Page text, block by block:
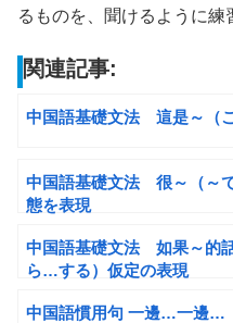
るものを、聞けるように練
関連記事:
中国語基礎文法 這是～（こ
中国語基礎文法 很～（～
態を表現
中国語基礎文法 如果～的
ら…する）仮定の表現
中国語慣用句 一邊…一邊…